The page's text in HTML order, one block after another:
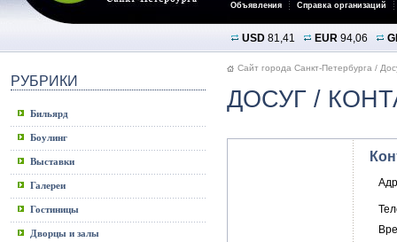
Объявления Справка организаций
USD 81,41 EUR 94,06
РУБРИКИ
Бильярд
Боулинг
Выставки
Галереи
Гостиницы
Дворцы и залы
Сайт города Санкт-Петербурга /
ДОСУГ /